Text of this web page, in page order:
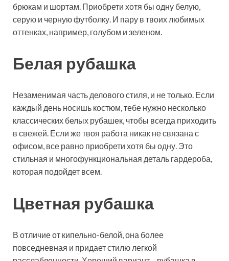
брюкам и шортам. Приобрети хотя бы одну белую,
серую и черную футболку. И пару в твоих любимых
оттенках, например, голубом и зеленом.
Белая рубашка
Незаменимая часть делового стиля, и не только. Если
каждый день носишь костюм, тебе нужно несколько
классических белых рубашек, чтобы всегда приходить
в свежей. Если же твоя работа никак не связана с
офисом, все равно приобрети хотя бы одну. Это
стильная и многофункциональная деталь гардероба,
которая подойдет всем.
Цветная рубашка
В отличие от кипельно-белой, она более
повседневная и придает стилю легкой